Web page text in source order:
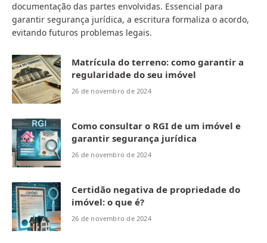
documentação das partes envolvidas. Essencial para
garantir segurança jurídica, a escritura formaliza o acordo,
evitando futuros problemas legais.
Matrícula do terreno: como garantir a
regularidade do seu imóvel
26 de novembro de 2024
Como consultar o RGI de um imóvel e
garantir segurança jurídica
26 de novembro de 2024
Certidão negativa de propriedade do
imóvel: o que é?
26 de novembro de 2024